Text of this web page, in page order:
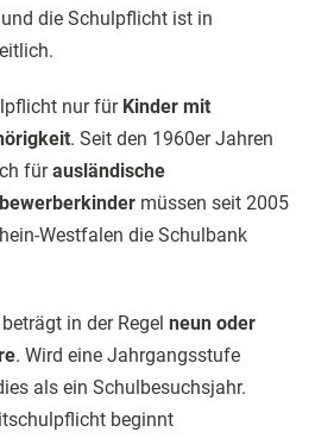
die Schulpflicht ist in
nur für Kinder mit
. Seit den 1960er Jahren
fürausländische
müssen seit 2005
Westfalen die Schulbank
in der Regel neun oder
. Wird eine Jahrgangsstufe
als ein Schulbesuchsjahr.
beginnt